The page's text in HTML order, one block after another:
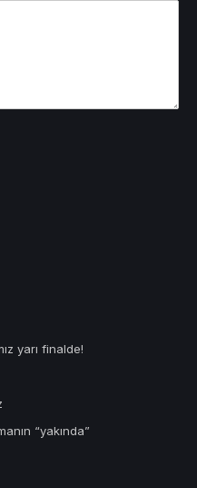
yarı finalde!
“yakında”